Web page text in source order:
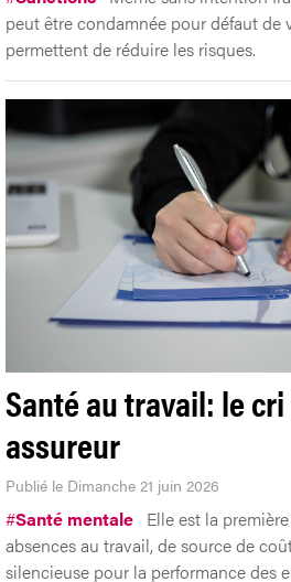
peut être condamnée pour défaut de
permettent de réduire les risques.
Santé au travail: le cri
assureur
Publié le Dimanche 21 juin 2026
#Santé mentale Elle est la
absences au travail, de source de
silencieuse pour la performance des